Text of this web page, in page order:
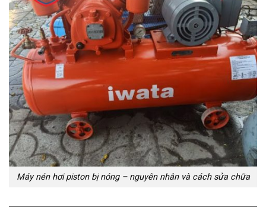
Máy nén hơi piston bị nóng – nguyên nhân và cách sửa chữa